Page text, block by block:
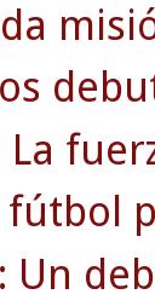
La
fútbol
Un